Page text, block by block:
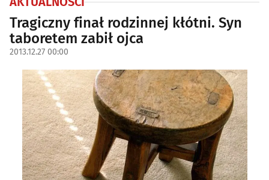
Tragiczny finał rodzinnej kłótni. Syn
taboretem zabił ojca
2013.12.27 00:00